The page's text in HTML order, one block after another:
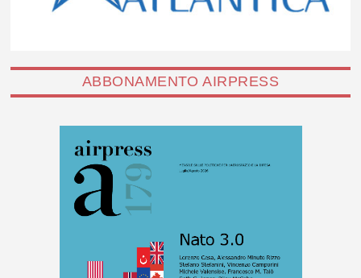
ABBONAMENTO AIRPRESS